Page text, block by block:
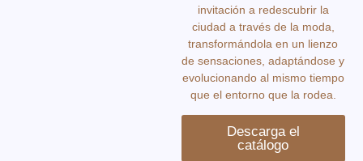
invitación a redescubrir la
ciudad a través de la moda,
transformándola en un lienzo
de sensaciones, adaptándose y
evolucionando al mismo tiempo
que el entorno que la rodea.
Descarga el
catálogo